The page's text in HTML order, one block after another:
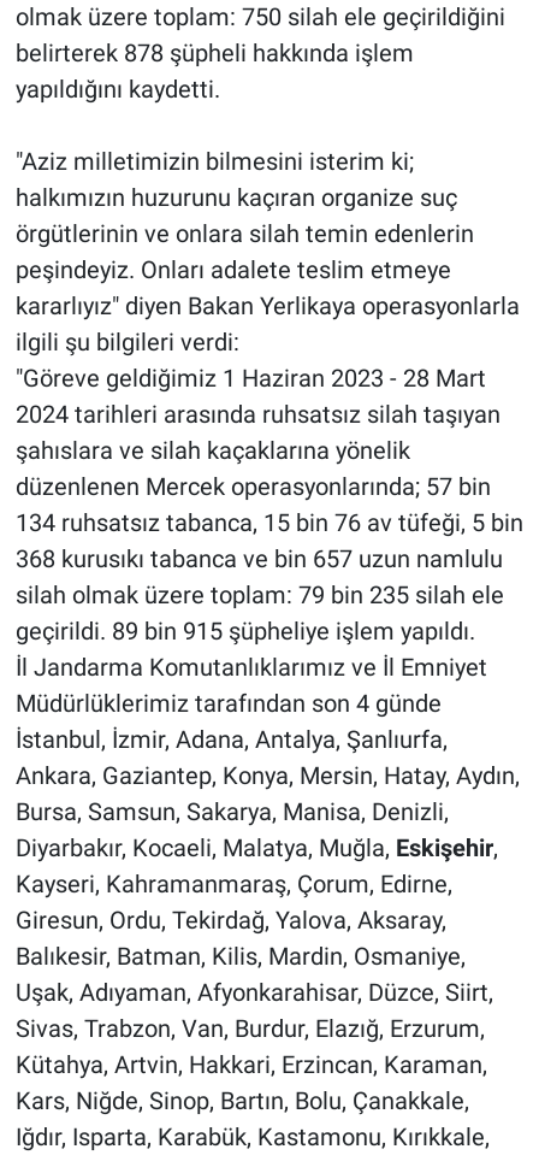
olmak üzere toplam: 750 silah ele geçirildiğini
belirterek 878 şüpheli hakkında işlem
yapıldığını kaydetti.
"Aziz milletimizin bilmesini isterim ki;
halkımızın huzurunu kaçıran organize suç
örgütlerinin ve onlara silah temin edenlerin
peşindeyiz. Onları adalete teslim etmeye
kararlıyız" diyen Bakan Yerlikaya operasyonlarla
ilgili şu bilgileri verdi:
"Göreve geldiğimiz 1 Haziran 2023 - 28 Mart
2024 tarihleri arasında ruhsatsız silah taşıyan
şahıslara ve silah kaçaklarına yönelik
düzenlenen Mercek operasyonlarında; 57 bin
134 ruhsatsız tabanca, 15 bin 76 av tüfeği, 5 bin
368 kurusıkı tabanca ve bin 657 uzun namlulu
silah olmak üzere toplam: 79 bin 235 silah ele
geçirildi. 89 bin 915 şüpheliye işlem yapıldı.
İl Jandarma Komutanlıklarımız ve İl Emniyet
Müdürlüklerimiz tarafından son 4 günde
İstanbul, İzmir, Adana, Antalya, Şanlıurfa,
Ankara, Gaziantep, Konya, Mersin, Hatay, Aydın,
Bursa, Samsun, Sakarya, Manisa, Denizli,
Diyarbakır, Kocaeli, Malatya, Muğla, Eskişehir,
Kayseri, Kahramanmaraş, Çorum, Edirne,
Giresun, Ordu, Tekirdağ, Yalova, Aksaray,
Balıkesir, Batman, Kilis, Mardin, Osmaniye,
Uşak, Adıyaman, Afyonkarahisar, Düzce, Siirt,
Sivas, Trabzon, Van, Burdur, Elazığ, Erzurum,
Kütahya, Artvin, Hakkari, Erzincan, Karaman,
Kars, Niğde, Sinop, Bartın, Bolu, Çanakkale,
Iğdır, Isparta, Karabük, Kastamonu, Kırıkkale,